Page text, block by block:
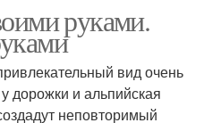
руками.
вид очень
дорожки и альпийская
неповторимый